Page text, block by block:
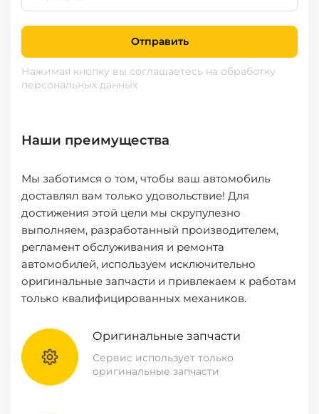
Отправить
Нажимая кнопку вы соглашаетесь на обработку
персональных данных
Наши преимущества
Мы заботимся о том, чтобы ваш автомобиль
доставлял вам только удовольствие! Для
достижения этой цели мы скрупулезно
выполняем, разработанный производителем,
регламент обслуживания и ремонта
автомобилей, используем исключительно
оригинальные запчасти и привлекаем к работам
только квалифицированных механиков.
Оригинальные запчасти
Сервис использует только
оригинальные запчасти